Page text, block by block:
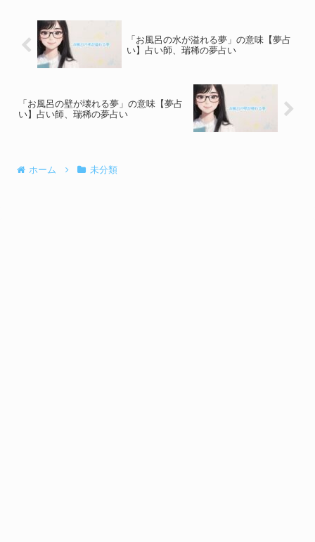
「お風呂の水が溢れる夢」の意味【夢占
い】占い師、瑞稀の夢占い
「お風呂の壁が壊れる夢」の意味【夢占
い】占い師、瑞稀の夢占い
ホーム 未分類